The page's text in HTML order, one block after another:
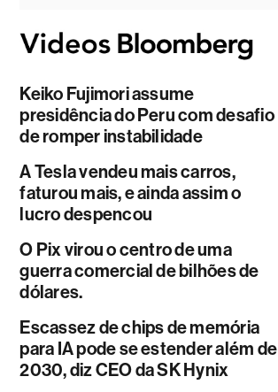
Keiko Fujimori assume
presidência do Peru com desafio
de romper instabilidade
A Tesla vendeu mais carros,
faturou mais, e ainda assim o
lucro despencou
O Pix virou o centro de uma
guerra comercial de bilhões de
dólares.
Escassez de chips de memória
para IA pode se estender além de
2030, diz CEO da SK Hynix